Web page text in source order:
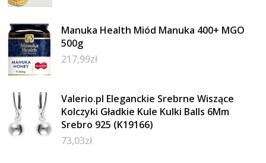
Manuka Health Miód Manuka 400+ MGO
500g
217,99zł
Valerio.pl Eleganckie Srebrne Wiszące
Kolczyki Gładkie Kule Kulki Balls 6Mm
Srebro 925 (K19166)
73,03zł